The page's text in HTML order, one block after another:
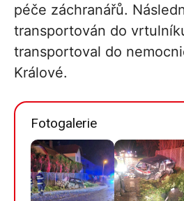
péče záchranářů.
transportován do
transportoval do
Králové.
Fotogalerie